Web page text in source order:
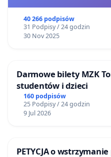
40 266 podpisów
31 Podpisy / 24 godzin
30 Nov 2025
Darmowe bilety MZK
studentów i dzieci
160 podpisów
25 Podpisy / 24 godzin
9 Jul 2026
PETYCJA o